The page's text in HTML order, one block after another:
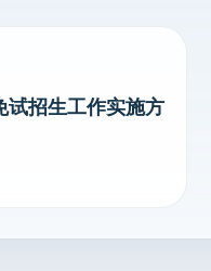
试招生工作实施方